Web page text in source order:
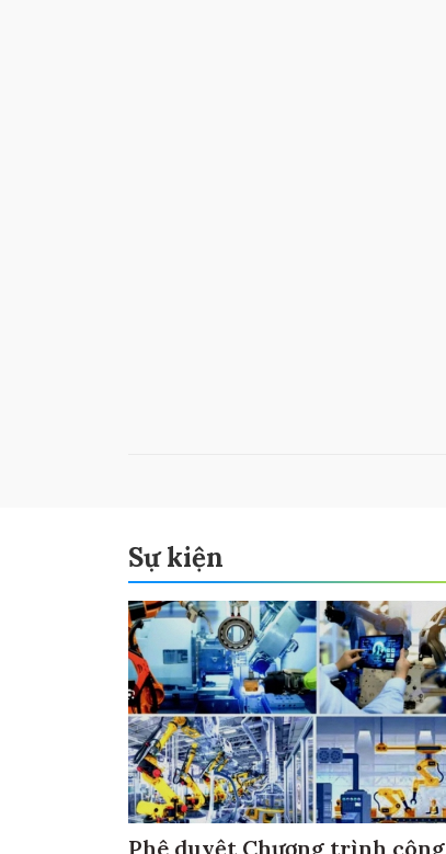
Sự kiện
Phê duyệt Chương trình công